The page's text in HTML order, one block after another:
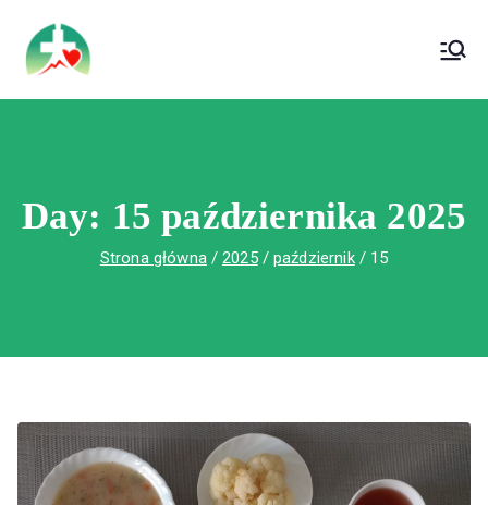
treści
Wojewódzki Szpital Specjalistyczny im.
Św. Rafała w Czerwonej Górze
Day: 15 października 2025
Strona główna 2025 październik 15